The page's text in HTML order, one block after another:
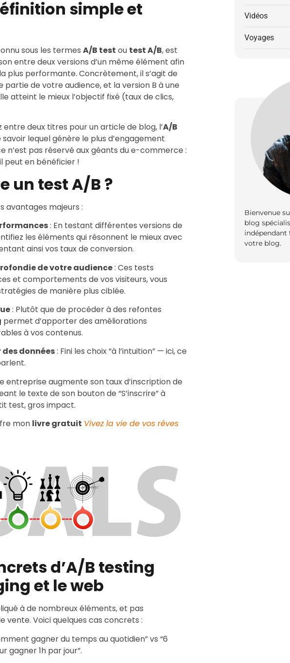
simple et
sous les termes A/B test ou test A/B, est
entre deux versions d’un même élément afin
plus performante. Concrètement, il s’agit de
partie de votre audience, et la version B à une
atteint le mieux l’objectif fixé (taux de clics,
entre deux titres pour un article de blog, l’A/B
lequel génère le plus d’engagement
n’est pas réservé aux géants du e-commerce :
peut en bénéficier !
un test A/B ?
avantages majeurs :
: En testant différentes versions de
les éléments qui résonnent le mieux avec
ainsi vos taux de conversion.
de votre audience: Ces tests
et comportements de vos visiteurs, vous
de manière plus ciblée.
: Plutôt que de procéder à des refontes
permet d’apporter des améliorations
à vos contenus.
des données: Fini les choix “à l’intuition” — ici, ce
entreprise augmente son taux d’inscription de
le texte de son bouton de “S’inscrire” à
test, gros impact.
mon livre gratuit Vivez la vie de vos rêves
d’A/B testing
et le web
à de nombreux éléments, et pas
vente. Voici quelques cas concrets :
gagner du temps au quotidien” vs “6
gagner 1h par jour”.
Vidéos
Voyages
Bienvenue
blog
indépendant
votre blog.